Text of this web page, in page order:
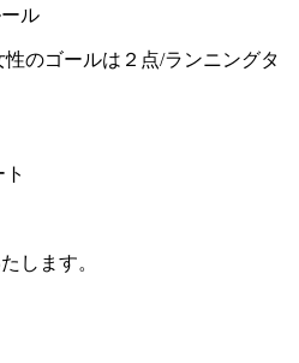
ル
のゴールは２点/ランニングタ
します。